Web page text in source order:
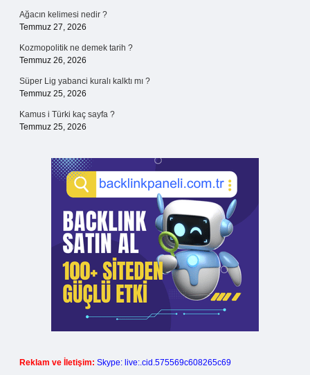
Ağacın kelimesi nedir ?
Temmuz 27, 2026
Kozmopolitik ne demek tarih ?
Temmuz 26, 2026
Süper Lig yabanci kuralı kalktı mı ?
Temmuz 25, 2026
Kamus i Türki kaç sayfa ?
Temmuz 25, 2026
Reklam ve İletişim: Skype: live:.cid.575569c608265c69